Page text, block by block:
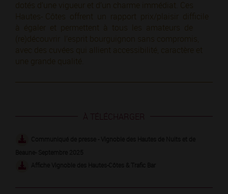
dotés d’une vigueur et d’un charme immédiat. Ces
Hautes- Côtes offrent un rapport prix/plaisir difficile
à égaler et permettent à tous les amateurs de
(re)découvrir l’esprit bourguignon sans compromis,
avec des cuvées qui allient accessibilité, caractère et
une grande qualité.
À TÉLÉCHARGER